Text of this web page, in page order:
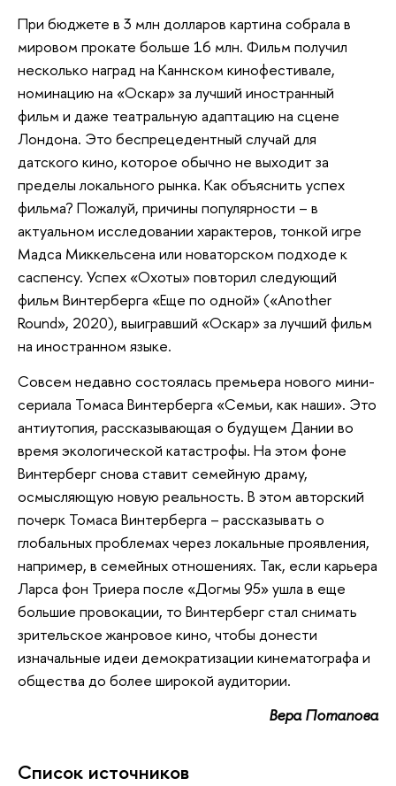
При бюджете в 3 млн долларов картина собрала в
мировом прокате больше 16 млн. Фильм получил
несколько наград на Каннском кинофестивале,
номинацию на «Оскар» за лучший иностранный
фильм и даже театральную адаптацию на сцене
Лондона. Это беспрецедентный случай для
датского кино, которое обычно не выходит за
пределы локального рынка. Как объяснить успех
фильма? Пожалуй, причины популярности – в
актуальном исследовании характеров, тонкой игре
Мадса Миккельсена или новаторском подходе к
саспенсу. Успех «Охоты» повторил следующий
фильм Винтерберга «Еще по одной» («Another
Round», 2020), выигравший «Оскар» за лучший фильм
на иностранном языке.
Совсем недавно состоялась премьера нового мини-
сериала Томаса Винтерберга «Семьи, как наши». Это
антиутопия, рассказывающая о будущем Дании во
время экологической катастрофы. На этом фоне
Винтерберг снова ставит семейную драму,
осмысляющую новую реальность. В этом авторский
почерк Томаса Винтерберга – рассказывать о
глобальных проблемах через локальные проявления,
например, в семейных отношениях. Так, если карьера
Ларса фон Триера после «Догмы 95» ушла в еще
большие провокации, то Винтерберг стал снимать
зрительское жанровое кино, чтобы донести
изначальные идеи демократизации кинематографа и
общества до более широкой аудитории.
Вера Потапова
Список источников